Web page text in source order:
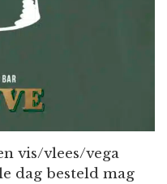
vis/vlees/vega
dag besteld mag